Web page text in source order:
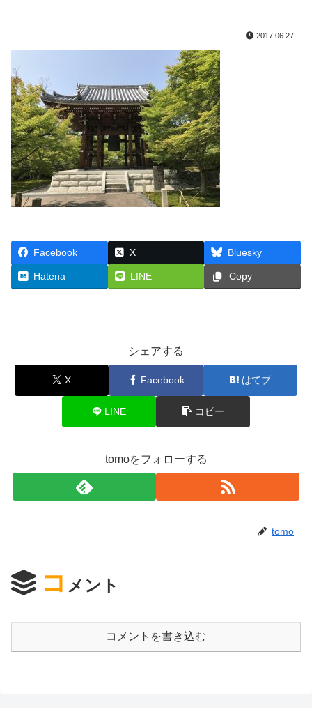
2017.06.27
Facebook X Bluesky
Hatena LINE Copy
シェアする
X Facebook はてブ
LINE コピー
tomoをフォローする
tomo
コ メント
コメントを書き込む